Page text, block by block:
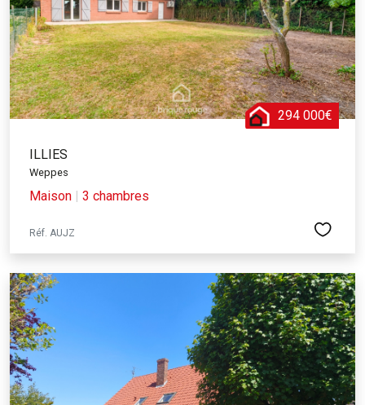
294 000€
ILLIES
Weppes
Maison | 3 chambres
Réf. AUJZ